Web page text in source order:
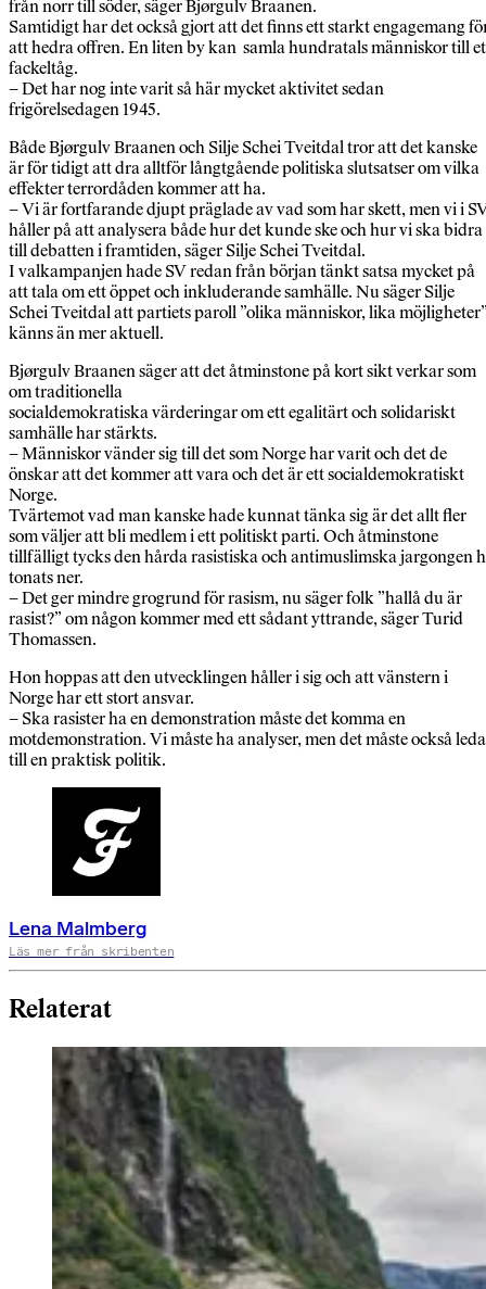
från norr till söder, säger Bjørgulv Braanen.
Samtidigt har det också gjort att det finns ett starkt engagemang
att hedra offren. En liten by kan samla hundratals människor till
fackeltåg.
– Det har nog inte varit så här mycket aktivitet sedan
frigörelsedagen 1945.
Både Bjørgulv Braanen och Silje Schei Tveitdal tror att det kanske
är för tidigt att dra alltför långtgående politiska slutsatser om vilka
effekter terrordåden kommer att ha.
– Vi är fortfarande djupt präglade av vad som har skett, men vi i
håller på att analysera både hur det kunde ske och hur vi ska bidra
till debatten i framtiden, säger Silje Schei Tveitdal.
I valkampanjen hade SV redan från början tänkt satsa mycket på
att tala om ett öppet och inkluderande samhälle. Nu säger Silje
Schei Tveitdal att partiets paroll ”olika människor, lika
känns än mer aktuell.
Bjørgulv Braanen säger att det åtminstone på kort sikt verkar som
om traditionella
socialdemokratiska värderingar om ett egalitärt och solidariskt
samhälle har stärkts.
– Människor vänder sig till det som Norge har varit och det de
önskar att det kommer att vara och det är ett socialdemokratiskt
Norge.
Tvärtemot vad man kanske hade kunnat tänka sig är det allt fler
som väljer att bli medlem i ett politiskt parti. Och åtminstone
tillfälligt tycks den hårda rasistiska och antimuslimska jargongen
tonats ner.
– Det ger mindre grogrund för rasism, nu säger folk ”hallå du är
rasist?” om någon kommer med ett sådant yttrande, säger Turid
Thomassen.
Hon hoppas att den utvecklingen håller i sig och att vänstern i
Norge har ett stort ansvar.
– Ska rasister ha en demonstration måste det komma en
motdemonstration. Vi måste ha analyser, men det måste också leda
till en praktisk politik.
Lena Malmberg
Läs mer från skribenten
Relaterat